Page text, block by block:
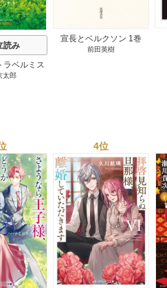
読み
ラベルミス
クション 2
太郎
宣長とベルクソン 1巻
前田英樹
4位